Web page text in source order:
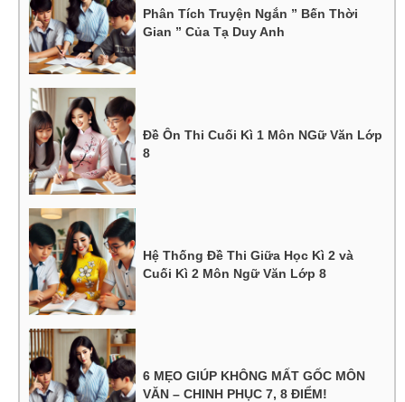
Phân Tích Truyện Ngắn ” Bến Thời
Gian ” Của Tạ Duy Anh
Đề Ôn Thi Cuối Kì 1 Môn NGữ Văn Lớp
8
Hệ Thống Đề Thi Giữa Học Kì 2 và
Cuối Kì 2 Môn Ngữ Văn Lớp 8
6 MẸO GIÚP KHÔNG MẤT GỐC MÔN
VĂN – CHINH PHỤC 7, 8 ĐIỂM!